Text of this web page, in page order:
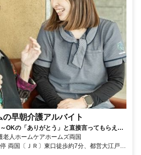
早朝介護アルバイト
OKの「ありがとう」と直接言ってもらえる
イトも活躍中！
人ホームケアホームズ両国
両国〔ＪＲ〕東口徒歩約7分、都営大江戸線